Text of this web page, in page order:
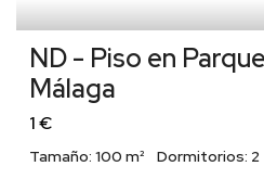
ND - Piso en
Málaga
1 €
Tamaño: 100 m² Dormitorios: 2